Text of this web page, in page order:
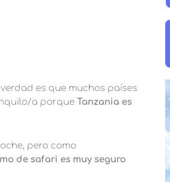
verdad es que muchos países
a porque Tanzania es
pero como
de safari es muy seguro